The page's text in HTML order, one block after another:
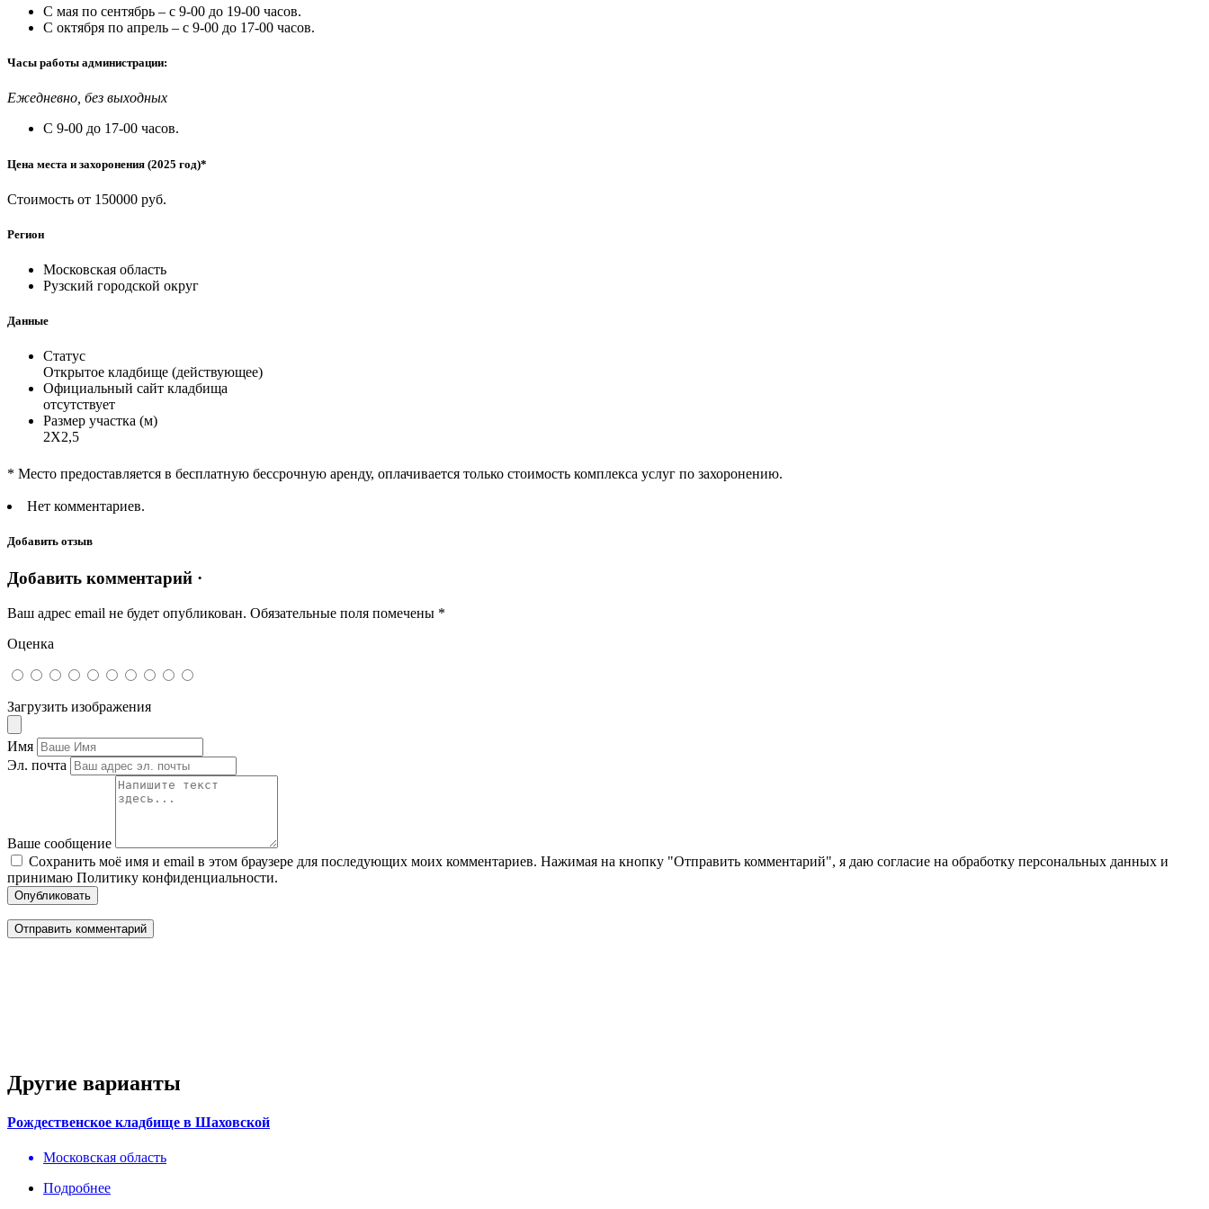
С мая по сентябрь – с 9-00 до 19-00 часов.
С октября по апрель – с 9-00 до 17-00 часов.
Часы работы администрации:
Ежедневно, без выходных
С 9-00 до 17-00 часов.
Цена места и захоронения (2025 год)*
Стоимость от 150000 руб.
Регион
Московская область
Рузский городской округ
Данные
Статус
Открытое кладбище (действующее)
Официальный сайт кладбища
отсутствует
Размер участка (м)
2Х2,5
* Место предоставляется в бесплатную бессрочную аренду, оплачивается только стоимость комплекса услуг по захоронению.
Нет комментариев.
Добавить отзыв
Добавить комментарий ·
Ваш адрес email не будет опубликован. Обязательные поля помечены *
Оценка
Загрузить изображения
Имя
Эл. почта
Ваше сообщение
Сохранить моё имя и email в этом браузере для последующих моих комментариев. Нажимая на кнопку "Отправить комментарий", я даю согласие на обработку персональных данных и
принимаю Политику конфиденциальности.
Опубликовать
Другие варианты
Рождественское кладбище в Шаховской
Московская область
Подробнее